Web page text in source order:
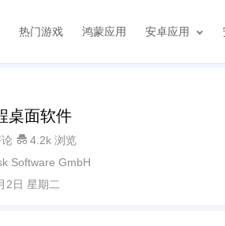
热门游戏 鸿蒙应用 安卓应用
桌面软件
4.2k 浏览
Software GmbH
2日 星期二